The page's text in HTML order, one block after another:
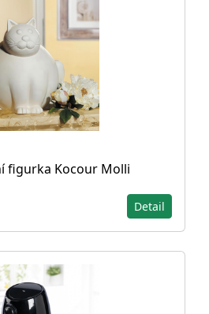
figurka Kocour Molli
Detail